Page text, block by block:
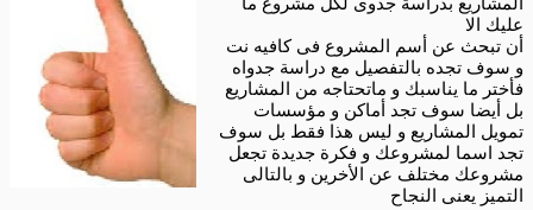
عليك الا
أن تبحث عن أسم المشروع فى كافيه نت
و سوف تجده بالتفصيل مع دراسة جدواه
فأختر ما يناسبك و ماتحتاجه من المشاريع
بل أيضا سوف تجد أماكن و مؤسسات
تمويل المشاريع و ليس هذا فقط بل سوف
تجد اسما لمشروعك و فكرة جديدة تجعل
مشروعك مختلف عن الأخرين و بالتالى
التميز يعنى النجاح